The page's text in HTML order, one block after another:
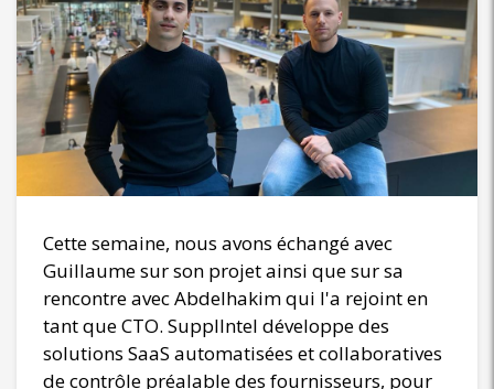
Cette semaine, nous avons échangé avec
Guillaume sur son projet ainsi que sur sa
rencontre avec Abdelhakim qui l'a rejoint en
tant que CTO. SupplIntel développe des
solutions SaaS automatisées et collaboratives
de contrôle préalable des fournisseurs, pour